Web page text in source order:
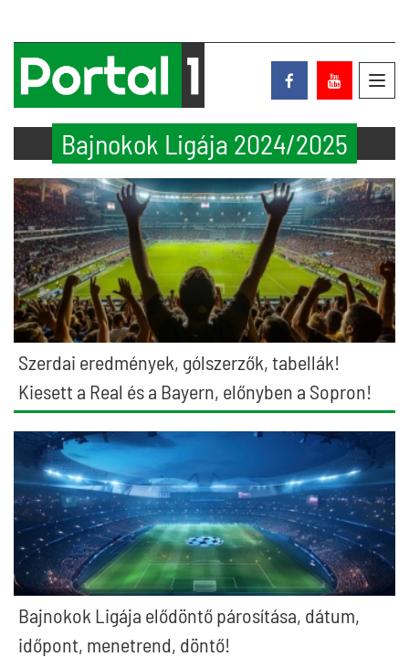
Bajnokok Ligája 2024/2025
Szerdai eredmények, gólszerzők, tabellák!
Kiesett a Real és a Bayern, előnyben a Sopron!
Bajnokok Ligája elődöntő párosítása, dátum,
időpont, menetrend, döntő!